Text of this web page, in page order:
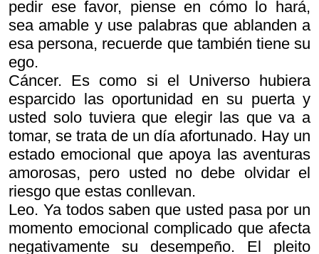
pedir ese favor, piense en cómo lo hará,
sea amable y use palabras que ablanden a
esa persona, recuerde que también tiene su
ego.
Cáncer. Es como si el Universo hubiera
esparcido las oportunidad en su puerta y
usted solo tuviera que elegir las que va a
tomar, se trata de un día afortunado. Hay un
estado emocional que apoya las aventuras
amorosas, pero usted no debe olvidar el
riesgo que estas conllevan.
Leo. Ya todos saben que usted pasa por un
momento emocional complicado que afecta
negativamente su desempeño. El pleito